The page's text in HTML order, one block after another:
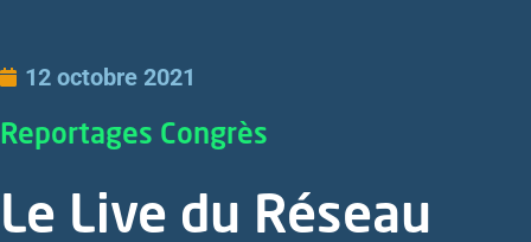
12 octobre 2021
Reportages Congrès
Le Live du Réseau